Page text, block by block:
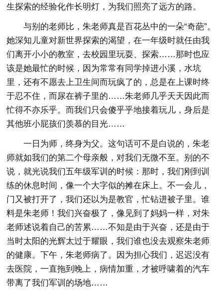
生探索的经验化作长明灯，为我们照亮了远方的路。
与别的老师比，朱老师真是百花丛中的一朵“奇葩”。
她深知儿童对新世界探索的渴望，在一年级时就任由我
们离开小小的教室，去校园里玩耍、探索……那时也应
该是她最忙的时候，因为常常有同学掉进小溪，水坑
里，还有不愿去上卫生间而玩疯了的，总是在上课时终
于忍不住，而尿在裤子里的……朱老师几乎天天因此而
忙得不亦乐乎。而我们只会傻乎乎地接着玩儿，身后是
其他班小屁孩们羡慕的目光……
一日为师，终身为父。这句话可不是白说的，朱老
师就如我们的第二个母亲般，对我们无微不至。别的不
说，就光说我们五年级军训的时候：那时，我们刚到训
练的休息时间，像一个大字似的摊在床上。不一会儿，
门又被打开了，我们还以为是教官，忙钻进被子里。谁
料是朱老师！我们兴奋极了，像见到了妈妈一样，对朱
老师述说着自己的苦累……不知是由于兴奋，还是由于
当时太阳的光辉太过于耀眼，我们谁也没去观察朱老师
的健康。下午，朱老师病了。因为担心我们，迟迟没有
去医院，一直拖到晚上，病情加重，才被呼啸着的汽车
带离了我们军训的场地……